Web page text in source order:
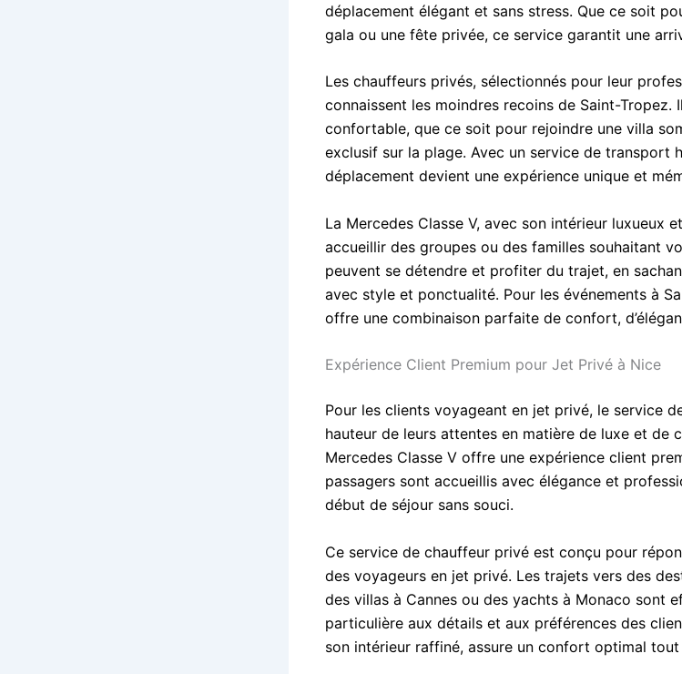
déplacement élégant et sans stress. Que ce soit
gala ou une fête privée, ce service garantit une
Les chauffeurs privés, sélectionnés pour leur
connaissent les moindres recoins de Saint-Tropez.
confortable, que ce soit pour rejoindre une villa
exclusif sur la plage. Avec un service de transport
déplacement devient une expérience unique et
La Mercedes Classe V, avec son intérieur luxueux
accueillir des groupes ou des familles souhaitant
peuvent se détendre et profiter du trajet, en
avec style et ponctualité. Pour les événements à
offre une combinaison parfaite de confort,
Expérience Client Premium pour Jet Privé à Nice
Pour les clients voyageant en jet privé, le service
hauteur de leurs attentes en matière de luxe et de
Mercedes Classe V offre une expérience client
passagers sont accueillis avec élégance et
début de séjour sans souci.
Ce service de chauffeur privé est conçu pour
des voyageurs en jet privé. Les trajets vers des
des villas à Cannes ou des yachts à Monaco sont
particulière aux détails et aux préférences des
son intérieur raffiné, assure un confort optimal